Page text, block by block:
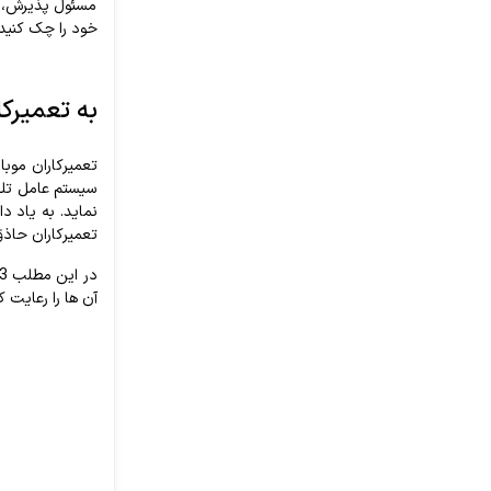
مسئول
خود را چک
به
تعمیرکاران
سیستم عامل
نماید. به یاد
تعمیرکاران
آن ها را رعایت